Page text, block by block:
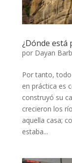
¿Dónde está
por Dayan
Por tanto,
en práctica es
construyó su
crecieron los
aquella casa;
estaba...